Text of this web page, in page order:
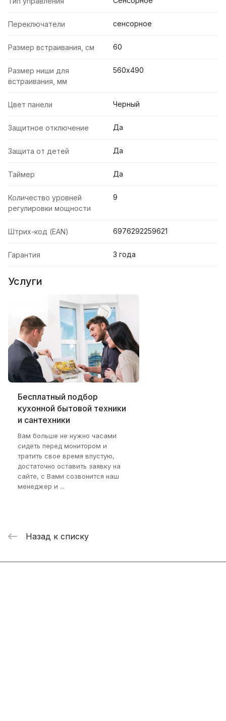
Переключатели сенсорное
Размер встраивания, см 60
Размер ниши для
встраивания, мм
560х490
Цвет панели Черный
Защитное отключение Да
Защита от детей Да
Таймер Да
Количество уровней
регулировки мощности
9
Штрих-код (EAN) 6976292259621
Гарантия 3 года
Услуги
Бесплатный подбор
кухонной бытовой техники
и сантехники
Вам больше не нужно часами
сидеть перед монитором и
тратить свое время впустую,
достаточно оставить заявку на
сайте, с Вами созвонится наш
менеджер и ...
Назад к списку